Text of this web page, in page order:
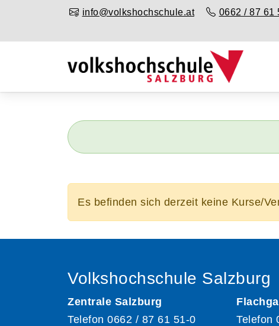
info@volkshochschule.at 0662 / 87 61
Es befinden sich derzeit keine Kurse/
Volkshochschule Salzburg
Zentrale Salzburg
Telefon 0662 / 87 61 51-0
Telefon